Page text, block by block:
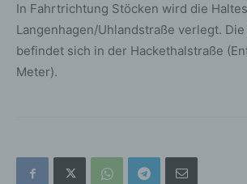
In Fahrtrichtung Stöcken wird die
Langenhagen/Uhlandstraße verlegt.
befindet sich in der Hackethalstraße
Meter).